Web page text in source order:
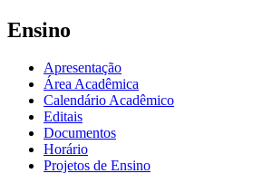
Ensino
Apresentação
Área Acadêmica
Calendário Acadêmico
Editais
Documentos
Horário
Projetos de Ensino